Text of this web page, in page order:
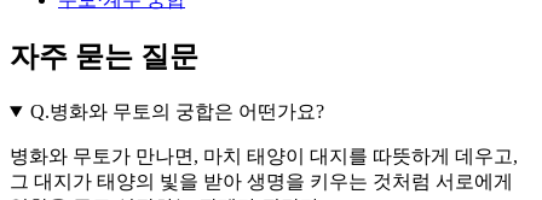
자주 묻는 질문
Q.병화와 무토의 궁합은 어떤가요?
병화와 무토가 만나면, 마치 태양이 대지를 따뜻하게 데우고,
그 대지가 태양의 빛을 받아 생명을 키우는 것처럼 서로에게